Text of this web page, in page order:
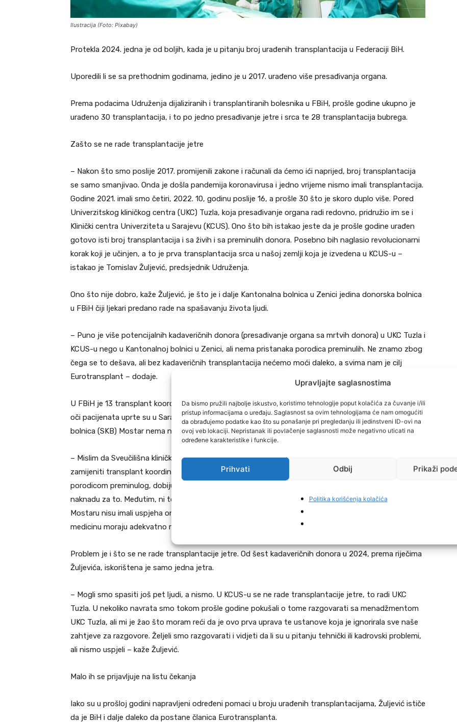
Upravljajte saglasnostima
Da bismo pružili najbolje iskustvo, koristimo tehnologije poput kolačića za čuvanje i/ili
pristup informacijama o uređaju. Saglasnost sa ovim tehnologijama će nam omogućiti
da obrađujemo podatke kao što su ponašanje pri pregledanju ili jedinstveni ID-ovi na
ovoj veb lokaciji. Nepristanak ili povlačenje saglasnosti može negativno uticati na
određene karakteristike i funkcije.
Prihvati Odbij Prikaži
Politika korišćenja kolačića
Ilustracija (Foto: Pixabay)
Protekla 2024. jedna je od boljih, kada je u pitanju broj urađenih transplantacija u Federaciji BiH.
Uporedili li se sa prethodnim godinama, jedino je u 2017. urađeno više presađivanja organa.
Prema podacima Udruženja dijaliziranih i transplantiranih bolesnika u FBiH, prošle godine ukupno je
urađeno 30 transplantacija, i to po jedno presađivanje jetre i srca te 28 transplantacija bubrega.
Zašto se ne rade transplantacije jetre
– Nakon što smo poslije 2017. promijenili zakone i računali da ćemo ići naprijed, broj transplantacija
se samo smanjivao. Onda je došla pandemija koronavirusa i jedno vrijeme nismo imali transplantacija.
Godine 2021. imali smo četiri, 2022. 10, godinu poslije 16, a prošle 30 što je skoro duplo više. Pored
Univerzitskog kliničkog centra (UKC) Tuzla, koja presađivanje organa radi redovno, pridružio im se i
Klinički centra Univerziteta u Sarajevu (KCUS). Ono što bih istakao jeste da je prošle godine urađen
gotovo isti broj transplantacija i sa živih i sa preminulih donora. Posebno bih naglasio revolucionarni
korak koji je učinjen, a to je prva transplantacija srca u našoj zemlji koja je izvedena u KCUS-u –
istakao je Tomislav Žuljević, predsjednik Udruženja.
Ono što nije dobro, kaže Žuljević, je što je i dalje Kantonalna bolnica u Zenici jedina donorska bolnica
u FBiH čiji ljekari predano rade na spašavanju života ljudi.
– Puno je više potencijalnih kadaveričnih donora (presađivanje organa sa mrtvih donora) u UKC Tuzla i
KCUS-u nego u Kantonalnoj bolnici u Zenici, ali nema pristanaka porodica preminulih. Ne znamo zbog
čega se to dešava, ali bez kadaveričnih transplantacija nećemo moći daleko, a svima nam je cilj
Eurotransplant – dodaje.
U FBiH je 13 transplant koordinatora. Skoro svaka bolnica u Federaciji ima transplant koordinatora, ali
oči pacijenata uprte su u Sarajevo, Tuzlu i Zenicu. No čudno je, kaže Žuljević, da Sveučilišna klinička
bolnica (SKB) Mostar nema nikakvog uspjeha kada je riječ o transplantacijama.
– Mislim da Sveučilišna klinička bolnica Mostar tokom 2025. treba poraditi na tome, ako ništa drugo
zamijeniti transplant koordinatore. Udruženje se čak izborilo da oni koji, nakon razgovora sa
porodicom preminulog, dobiju pozitivan ishod i ako dođe do transplantacije, dobiju i određenu
naknadu za to. Međutim, ni to nije pomoglo. Dakle, ako transplant koordinatori u Sarajevu, Tuzli i
Mostaru nisu imali uspjeha onda Federalno ministarstvo zdravstva i Centar za transplantacijsku
medicinu moraju adekvatno reagirati – navodi Žuljević.
Problem je i što se ne rade transplantacije jetre. Od šest kadaveričnih donora u 2024, prema riječima
Žuljevića, iskorištena je samo jedna jetra.
– Mogli smo spasiti još pet ljudi, a nismo. U KCUS-u se ne rade transplantacije jetre, to radi UKC
Tuzla. U nekoliko navrata smo tokom prošle godine pokušali o tome razgovarati sa menadžmentom
UKC Tuzla, ali mi je žao što moram reći da je ovo prva uprava te ustanove koja je ignorirala sve naše
zahtjeve za razgovore. Željeli smo razgovarati i vidjeti da li su u pitanju tehnički ili kadrovski problemi,
ali nismo uspjeli – kaže Žuljević.
Malo ih se prijavljuje na listu čekanja
Iako su u prošloj godini napravljeni određeni pomaci u broju urađenih transplantacijama, Žuljević ističe
da je BiH i dalje daleko da postane članica Eurotransplanta.